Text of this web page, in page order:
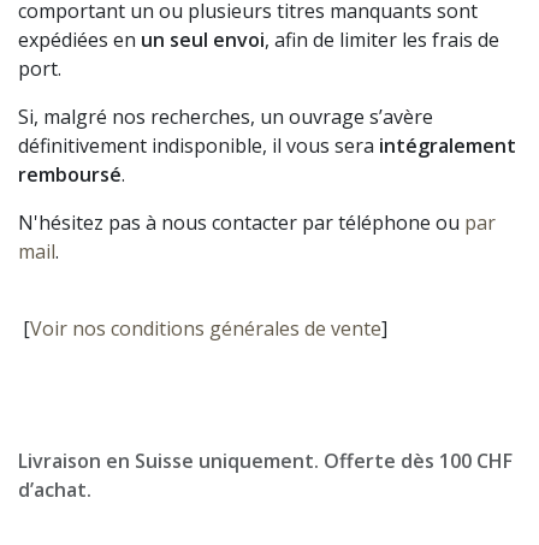
comportant un ou plusieurs titres manquants sont
expédiées en un seul envoi, afin de limiter les frais de
port.
Si, malgré nos recherches, un ouvrage s’avère
définitivement indisponible, il vous sera intégralement
remboursé.
N'hésitez pas à nous contacter par téléphone ou par
mail.
[Voir nos conditions générales de vente]
Livraison en Suisse uniquement. Offerte dès 100 CHF
d’achat.